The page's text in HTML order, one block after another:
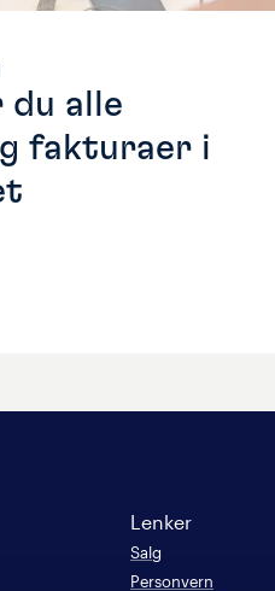
du alle
fakturaer i
Lenker
Salg
Personvern